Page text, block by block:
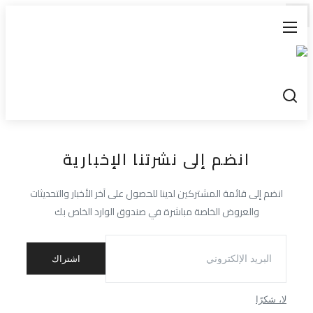
انضم إلى نشرتنا الإخبارية
انضم إلى قائمة المشتركين لدينا للحصول على آخر الأخبار والتحديثات
والعروض الخاصة مباشرة في صندوق الوارد الخاص بك
اشتراك
لا، شكرًا